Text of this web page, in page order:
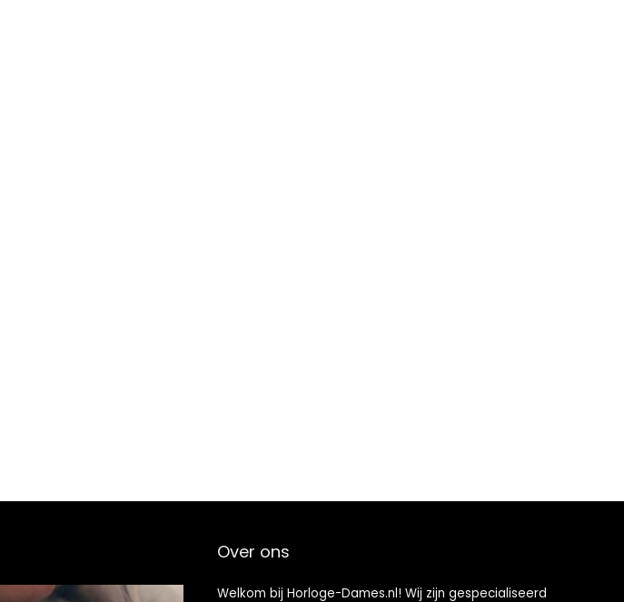
Over ons
Welkom bij Horloge-Dames.nl! Wij zijn gespecialiseerd